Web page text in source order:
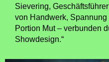
Sievering,
von Handwerk,
Portion Mut – verbunden
Showdesign.“